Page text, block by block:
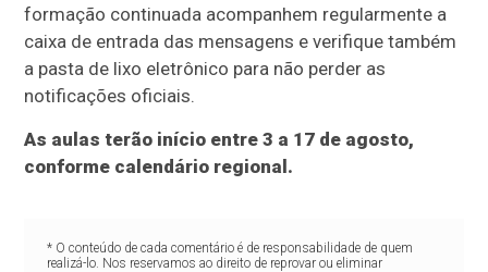
formação continuada acompanhem regularmente a
caixa de entrada das mensagens e verifique também
a pasta de lixo eletrônico para não perder as
notificações oficiais.
As aulas terão início entre 3 a 17 de agosto,
conforme calendário regional.
* O conteúdo de cada comentário é de responsabilidade de quem
realizá-lo. Nos reservamos ao direito de reprovar ou eliminar